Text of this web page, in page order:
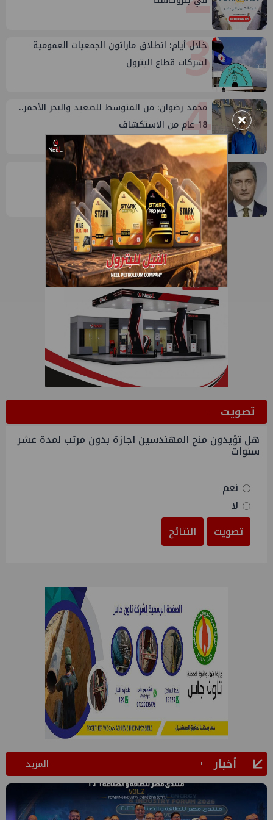
3
خلال أيام: انطلاق ماراثون الجمعيات العمومية
لشركات قطاع البترول
4
محمد رضوان: من المتوسط للصعيد والبحر الأحمر..
18 عام من الاستكشاف
5
إيني تعين مديراً جديد لها في مصر
ﺗﺼﻮﻳﺖ
هل تؤيدون منح المهندسين اجازة بدون مرتب لمدة عشر
سنوات
نعم
لا
تصويت
النتائج
أخبار المزيد
×